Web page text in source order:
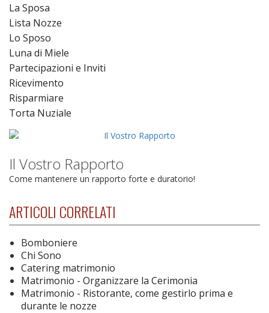
La Sposa
Lista Nozze
Lo Sposo
Luna di Miele
Partecipazioni e Inviti
Ricevimento
Risparmiare
Torta Nuziale
Il Vostro Rapporto
Come mantenere un rapporto forte e duratorio!
ARTICOLI CORRELATI
Bomboniere
Chi Sono
Catering matrimonio
Matrimonio - Organizzare la Cerimonia
Matrimonio - Ristorante, come gestirlo prima e
durante le nozze